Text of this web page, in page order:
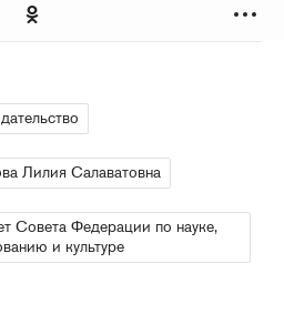
Лилия Салаватовна
Совета Федерации по науке,
и культуре